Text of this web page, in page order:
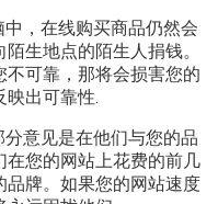
，在线购买商品仍然会
生地点的陌生人捐钱。
可靠，那将会损害您的
映出可靠性.
意见是在他们与您的品
在您的网站上花费的前几
牌。如果您的网站速度